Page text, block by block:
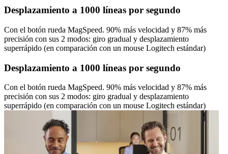
Desplazamiento a 1000 líneas por segundo
Con el botón rueda MagSpeed. 90% más velocidad y 87% más
precisión con sus 2 modos: giro gradual y desplazamiento
superrápido (en comparación con un mouse Logitech estándar)
Desplazamiento a 1000 líneas por segundo
Con el botón rueda MagSpeed. 90% más velocidad y 87% más
precisión con sus 2 modos: giro gradual y desplazamiento
superrápido (en comparación con un mouse Logitech estándar)